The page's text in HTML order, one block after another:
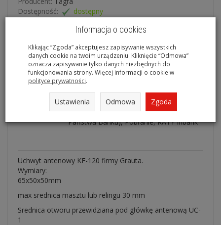
Dostępność:
dostępny
Cena netto: 36,59 zł/ szt. 45,00 zł/ szt.
dodaj do koszyka
Płatność na miejscu, Płatność
przelewem, PayNow (obsługuje płatności
kartą, Blikiem, bezpośrednim przelewem z
Państwa Banku), Pobranie, RATY Inbank
Uchwyt antenowy KF-120 firmy Grauta.
Wymiary:
65x50x50mm
max srednica masztu lub relingu 30 mm
Srednica otworu przewidziana pod główkę antenową UC-
1
Informacja o cookies
Klikając “Zgoda” akceptujesz zapisywanie wszystkich
danych cookie na twoim urządzeniu. Kliknięcie “Odmowa”
oznacza zapisywanie tylko danych niezbędnych do
funkcjonowania strony. Więcej informacji o cookie w
polityce prywatności.
Ustawienia Odmowa Zgoda